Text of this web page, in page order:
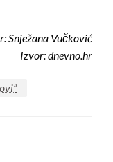
Snježana Vučković
Izvor: dnevno.hr